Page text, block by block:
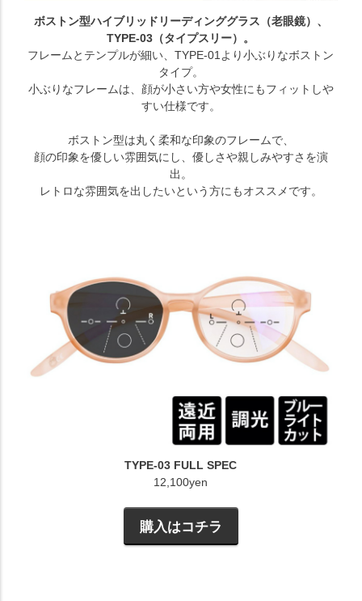
ボストン型ハイブリッドリーディンググラス（老眼鏡）、
TYPE-03（タイプスリー）。
フレームとテンプルが細い、TYPE-01より小ぶりなボストン
タイプ。
小ぶりなフレームは、顔が小さい方や女性にもフィットしや
すい仕様です。
ボストン型は丸く柔和な印象のフレームで、
顔の印象を優しい雰囲気にし、優しさや親しみやすさを演
出。
レトロな雰囲気を出したいという方にもオススメです。
TYPE-03 FULL SPEC
12,100yen
購入はコチラ